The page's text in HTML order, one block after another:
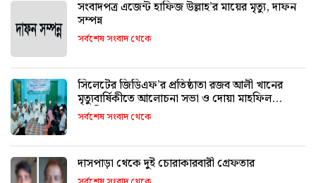
সংবাদপত্র এজেন্ট হাফিজ উল্লাহ’র মায়ের মৃত্যু, দাফন
সম্পন্ন
সর্বশেষ সংবাদ থেকে
সিলেটের জিডিএফ’র প্রতিষ্ঠাতা রজব আলী খানের
মৃত্যুবার্ষিকীতে আলোচনা সভা ও দোয়া মাহফিল
অনুষ্ঠিত
সর্বশেষ সংবাদ থেকে
দাসপাড়া থেকে দুই চোরাকারবারী গ্রেফতার